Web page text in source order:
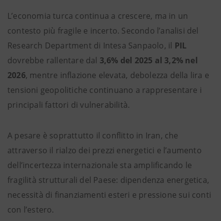
L’economia turca continua a crescere, ma in un
contesto più fragile e incerto. Secondo l’analisi del
Research Department di Intesa Sanpaolo, il PIL
dovrebbe rallentare dal 3,6% del 2025 al 3,2% nel
2026, mentre inflazione elevata, debolezza della lira e
tensioni geopolitiche continuano a rappresentare i
principali fattori di vulnerabilità.
A pesare è soprattutto il conflitto in Iran, che
attraverso il rialzo dei prezzi energetici e l’aumento
dell’incertezza internazionale sta amplificando le
fragilità strutturali del Paese: dipendenza energetica,
necessità di finanziamenti esteri e pressione sui conti
con l’estero.